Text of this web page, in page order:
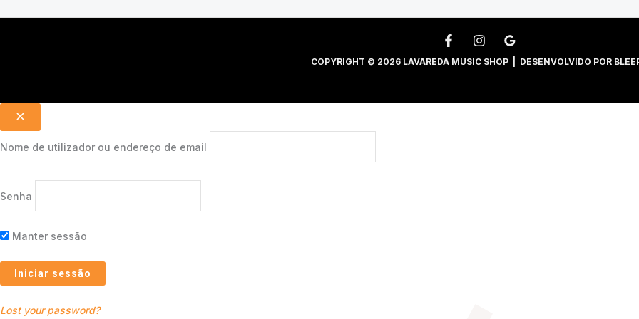
COPYRIGHT © 2026 LAVAREDA MUSIC SHOP | DESENVOLVIDO POR
Nome de utilizador ou endereço de email
Senha
Manter sessão
Lost your password?